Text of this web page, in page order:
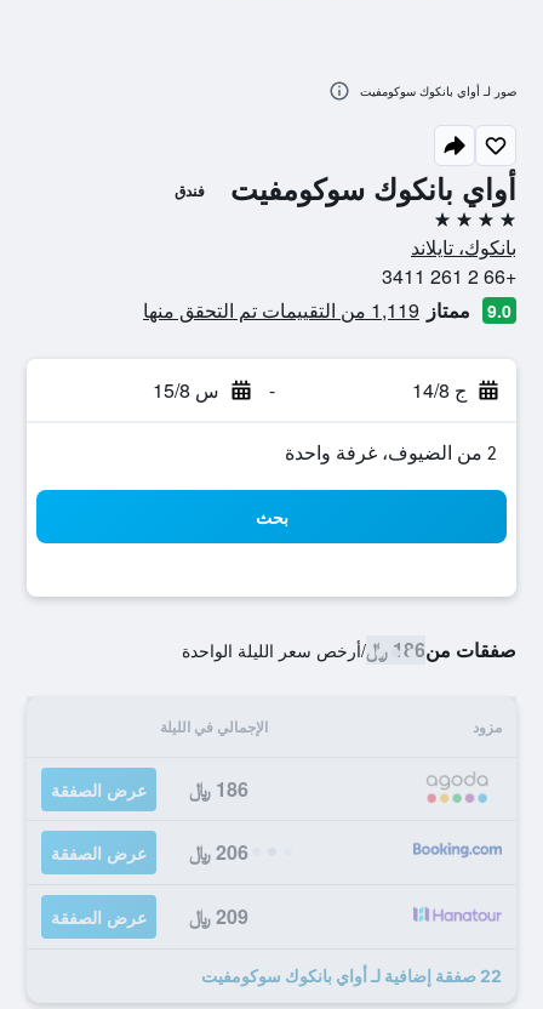
أواي بانكوك سوكومفيت فندق
4 نجوم
بانكوك، تايلاند
+66 2 261 3411
9.0 ممتاز 1,119 من التقييمات تم التحقق منها
ج 14/8 - س 15/8
2 من الضيوف، غرفة واحدة
بحث
صفقات من186 ﷼ /أرخص سعر الليلة الواحدة
مزود الإجمالي في الليلة
186 ﷼ عرض الصفقة
206 ﷼ عرض الصفقة
209 ﷼ عرض الصفقة
22 صفقة إضافية لـ أواي بانكوك سوكومفيت
صور لـ أواي بانكوك سوكومفيت